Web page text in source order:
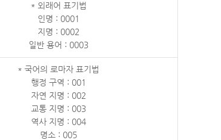
* 외래어 표기법
인명 : 0001
지명 : 0002
일반 용어 : 0003
* 국어의 로마자 표기법
행정 구역 : 001
자연 지명 : 002
교통 지명 : 003
역사 지명 : 004
명소 : 005